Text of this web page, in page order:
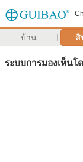
บ้าน สิ
ระบบการมองเห็น